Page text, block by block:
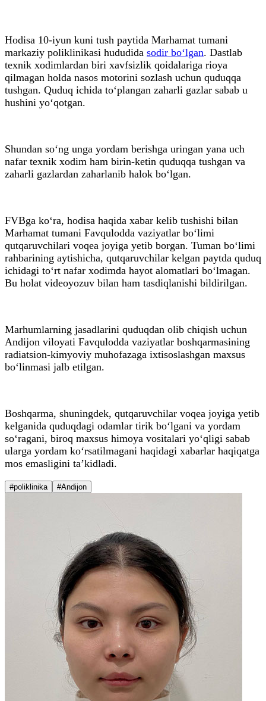
Hodisa 10-iyun kuni tush paytida Marhamat tumani
markaziy poliklinikasi hududida sodir bo‘lgan. Dastlab
texnik xodimlardan biri xavfsizlik qoidalariga rioya
qilmagan holda nasos motorini sozlash uchun quduqqa
tushgan. Quduq ichida to‘plangan zaharli gazlar sabab u
hushini yo‘qotgan.
Shundan so‘ng unga yordam berishga uringan yana uch
nafar texnik xodim ham birin-ketin quduqqa tushgan va
zaharli gazlardan zaharlanib halok bo‘lgan.
FVBga ko‘ra, hodisa haqida xabar kelib tushishi bilan
Marhamat tumani Favqulodda vaziyatlar bo‘limi
qutqaruvchilari voqea joyiga yetib borgan. Tuman bo‘limi
rahbarining aytishicha, qutqaruvchilar kelgan paytda quduq
ichidagi to‘rt nafar xodimda hayot alomatlari bo‘lmagan.
Bu holat videoyozuv bilan ham tasdiqlanishi bildirilgan.
Marhumlarning jasadlarini quduqdan olib chiqish uchun
Andijon viloyati Favqulodda vaziyatlar boshqarmasining
radiatsion-kimyoviy muhofazaga ixtisoslashgan maxsus
bo‘linmasi jalb etilgan.
Boshqarma, shuningdek, qutqaruvchilar voqea joyiga yetib
kelganida quduqdagi odamlar tirik bo‘lgani va yordam
so‘ragani, biroq maxsus himoya vositalari yo‘qligi sabab
ularga yordam ko‘rsatilmagani haqidagi xabarlar haqiqatga
mos emasligini ta’kidladi.
#poliklinika #Andijon